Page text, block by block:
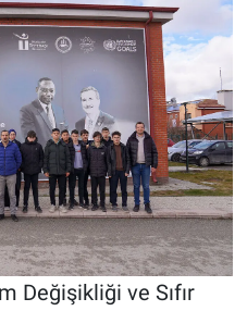
Değişikliği ve Sıfır